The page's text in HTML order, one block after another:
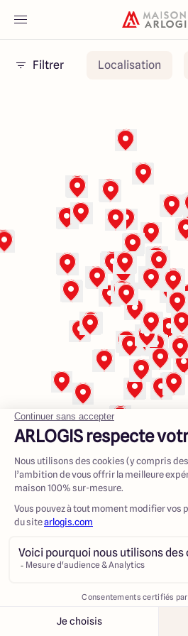
Accueil
Nos annonces
Votre projet
Qui sommes-nous
Maisons ARLOGIS Nantes
23 Rue du Bel air
44470 Carquefou
4.7
Filtrer Localisation
441annonces